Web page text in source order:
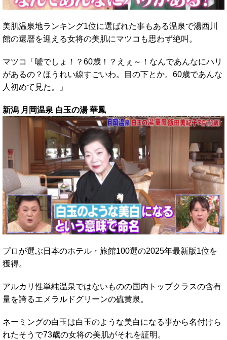
美肌温泉地ランキング1位に選ばれた事もある温泉で湯西川
館の還暦を迎える女将の美肌にマツコも思わず絶叫。
マツコ「嘘でしょ！？60歳！？えぇ～！なんであんなにハリ
があるの？ほうれい線すごいわ。目の下とか。60歳であんな
人初めて見た。」
新潟 月岡温泉 白玉の湯 華鳳
プロが選ぶ日本のホテル・旅館100選の2025年最新版1位を
獲得。
アルカリ性単純温泉ではないものの国内トップクラスの含有
量を誇るエメラルドグリーンの硫黄泉。
ネーミングの白玉は白玉のような美白になる事から名付けら
れたそうで73歳の女将の美肌がそれを証明。